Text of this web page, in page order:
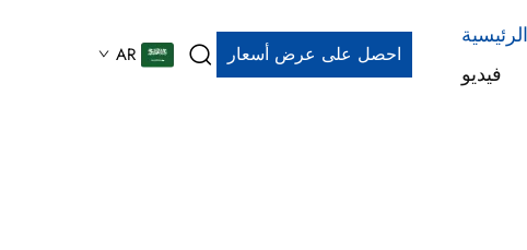
فيديو
احصل على عرض أسعار AR